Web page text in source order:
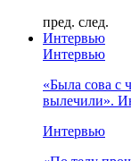
пред. след.
Интервью
Интервью
«Была сова с
вылечили».
Интервью